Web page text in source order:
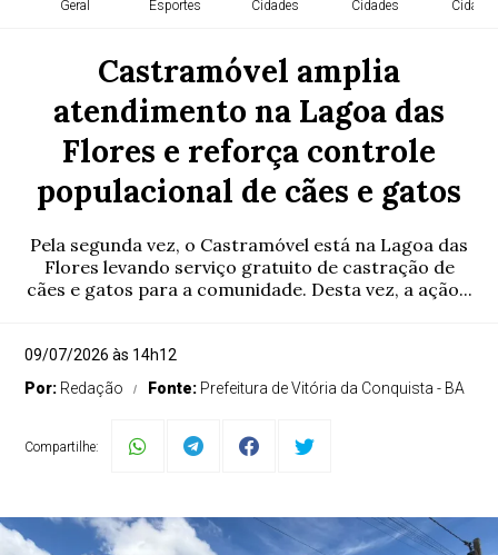
Geral Esportes Cidades Cidades Cidades
Castramóvel amplia
atendimento na Lagoa das
Flores e reforça controle
populacional de cães e gatos
Pela segunda vez, o Castramóvel está na Lagoa das
Flores levando serviço gratuito de castração de
cães e gatos para a comunidade. Desta vez, a ação...
09/07/2026 às 14h12
Por: Redação Fonte: Prefeitura de Vitória da Conquista - BA
Compartilhe: